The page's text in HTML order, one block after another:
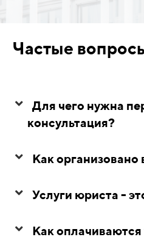
Частые
Для чего нужна
консультация?
Как организовано
Услуги юриста -
Как оплачиваются